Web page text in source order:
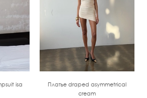
isa
Платье draped asymmetrical
cream